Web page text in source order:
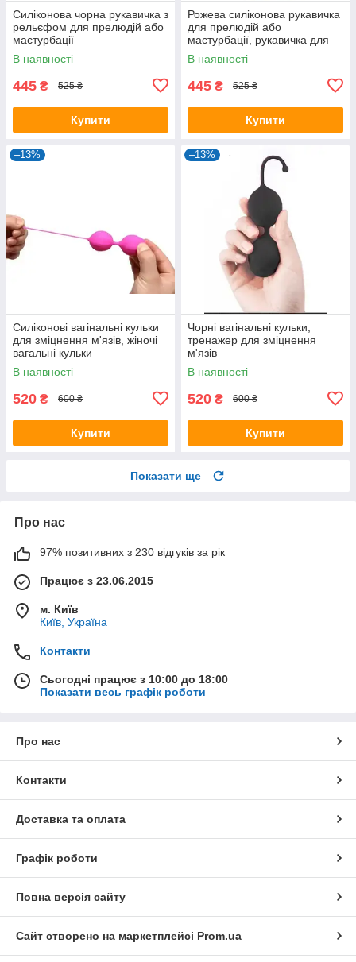
Силіконова чорна рукавичка з
рельєфом для прелюдій або
мастурбації
В наявності
445 ₴ 525 ₴
Купити
Рожева силіконова рукавичка
для прелюдій або
мастурбації, рукавичка для
задоволення
В наявності
445 ₴ 525 ₴
Купити
–13%
Силіконові вагінальні кульки
для зміцнення м'язів, жіночі
вагальні кульки
В наявності
520 ₴ 600 ₴
Купити
–13%
Чорні вагінальні кульки,
тренажер для зміцнення
м'язів
В наявності
520 ₴ 600 ₴
Купити
Показати ще
Про нас
97% позитивних з 230 відгуків за рік
Працює з 23.06.2015
м. Київ
Київ, Україна
Контакти
Сьогодні працює з 10:00 до 18:00
Показати весь графік роботи
Про нас
Контакти
Доставка та оплата
Графік роботи
Повна версія сайту
Сайт створено на маркетплейсі Prom.ua